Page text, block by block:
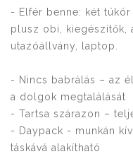
- Elfér benne: két
plusz obi, kiegészítők,
utazóállvány, laptop.
- Nincs babrálás – az
a dolgok megtalálását
- Tartsa szárazon –
- Daypack - munkán
táskává alakítható